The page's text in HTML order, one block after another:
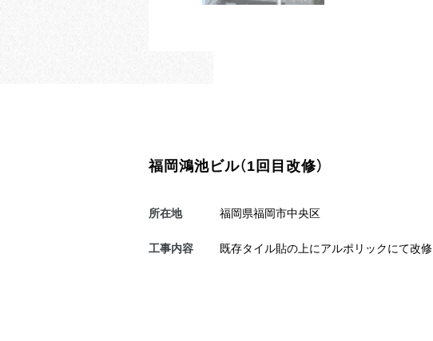
福岡鴻池ビル（1回目改修）
所在地 福岡県福岡市中央区
工事内容 既存タイル貼の上にアルポリックにて改修